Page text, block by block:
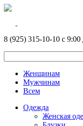
8 (925) 315-10-10 с 9:00
Женщинам
Мужчинам
Всем
Одежда
Женская